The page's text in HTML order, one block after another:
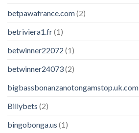
betpawafrance.com(2)
betriviera1.fr(1)
betwinner22072 (1)
betwinner24073(2)
bigbassbonanzanotongamstop.uk.com
Billybets (2)
bingobonga.us (1)